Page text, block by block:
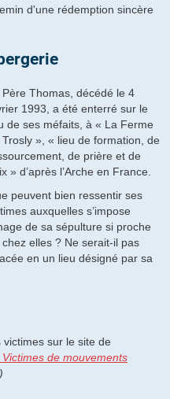
d'une rédemption sincère
Père Thomas, décédé le 4
1993, a été enterré sur le
de ses méfaits, à « La Ferme
Trosly », « lieu de formation, de
de prière et de
» d’après l’Arche en France.
peuvent bien ressentir ses
auxquelles s’impose
de sa sépulture si proche
chez elles ? Ne serait-il pas
en un lieu désigné par sa
sur le site de
de mouvements
)